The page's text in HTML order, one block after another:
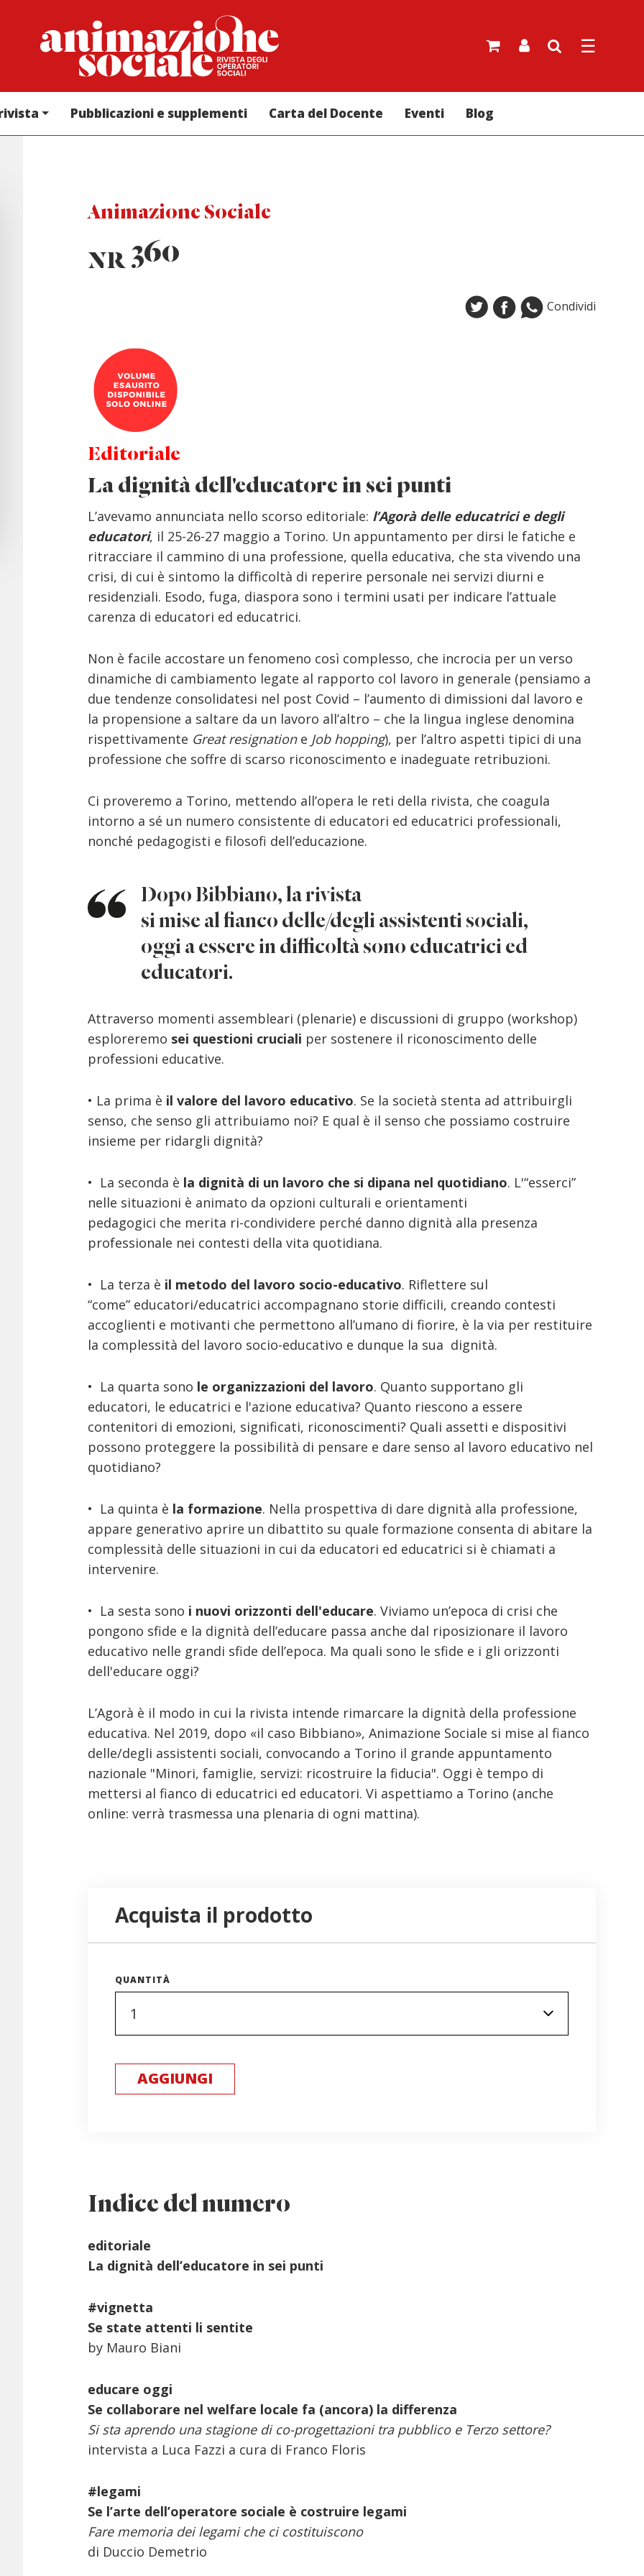
☰
Pubblicazioni e supplementi Carta del Docente Eventi Blog
Animazione Sociale
NR 360
Condividi
Editoriale
La dignità dell'educatore in sei punti
L’avevamo annunciata nello scorso editoriale: l’Agorà delle educatrici e degli
educatori, il 25-26-27 maggio a Torino. Un appuntamento per dirsi le fatiche e
ritracciare il cammino di una professione, quella educativa, che sta vivendo una
crisi, di cui è sintomo la difficoltà di reperire personale nei servizi diurni e
residenziali. Esodo, fuga, diaspora sono i termini usati per indicare l’attuale
carenza di educatori ed educatrici.
Non è facile accostare un fenomeno così complesso, che incrocia per un verso
dinamiche di cambiamento legate al rapporto col lavoro in generale (pensiamo a
due tendenze consolidatesi nel post Covid – l’aumento di dimissioni dal lavoro e
la propensione a saltare da un lavoro all’altro – che la lingua inglese denomina
rispettivamente Great resignation e Job hopping), per l’altro aspetti tipici di una
professione che soffre di scarso riconoscimento e inadeguate retribuzioni.
Ci proveremo a Torino, mettendo all’opera le reti della rivista, che coagula
intorno a sé un numero consistente di educatori ed educatrici professionali,
nonché pedagogisti e filosofi dell’educazione.
Dopo Bibbiano, la rivista
si mise al fianco delle/degli assistenti sociali,
oggi a essere in difficoltà sono educatrici ed
educatori.
Attraverso momenti assembleari (plenarie) e discussioni di gruppo (workshop)
esploreremo sei questioni cruciali per sostenere il riconoscimento delle
professioni educative.
• La prima è il valore del lavoro educativo. Se la società stenta ad attribuirgli
senso, che senso gli attribuiamo noi? E qual è il senso che possiamo costruire
insieme per ridargli dignità?
• La seconda è la dignità di un lavoro che si dipana nel quotidiano. L'“esserci”
nelle situazioni è animato da opzioni culturali e orientamenti
pedagogici che merita ri-condividere perché danno dignità alla presenza
professionale nei contesti della vita quotidiana.
• La terza è il metodo del lavoro socio-educativo. Riflettere sul
“come” educatori/educatrici accompagnano storie difficili, creando contesti
accoglienti e motivanti che permettono all’umano di fiorire, è la via per restituire
la complessità del lavoro socio-educativo e dunque la sua dignità.
• La quarta sono le organizzazioni del lavoro. Quanto supportano gli
educatori, le educatrici e l'azione educativa? Quanto riescono a essere
contenitori di emozioni, significati, riconoscimenti? Quali assetti e dispositivi
possono proteggere la possibilità di pensare e dare senso al lavoro educativo nel
quotidiano?
• La quinta è la formazione. Nella prospettiva di dare dignità alla professione,
appare generativo aprire un dibattito su quale formazione consenta di abitare la
complessità delle situazioni in cui da educatori ed educatrici si è chiamati a
intervenire.
• La sesta sono i nuovi orizzonti dell'educare. Viviamo un’epoca di crisi che
pongono sfide e la dignità dell’educare passa anche dal riposizionare il lavoro
educativo nelle grandi sfide dell’epoca. Ma quali sono le sfide e i gli orizzonti
dell'educare oggi?
L’Agorà è il modo in cui la rivista intende rimarcare la dignità della professione
educativa. Nel 2019, dopo «il caso Bibbiano», Animazione Sociale si mise al fianco
delle/degli assistenti sociali, convocando a Torino il grande appuntamento
nazionale "Minori, famiglie, servizi: ricostruire la fiducia". Oggi è tempo di
mettersi al fianco di educatrici ed educatori. Vi aspettiamo a Torino (anche
online: verrà trasmessa una plenaria di ogni mattina).
Acquista il prodotto
QUANTITÀ
AGGIUNGI
Indice del numero
editoriale
La dignità dell’educatore in sei punti
#vignetta
Se state attenti li sentite
by Mauro Biani
educare oggi
Se collaborare nel welfare locale fa (ancora) la differenza
Si sta aprendo una stagione di co-progettazioni tra pubblico e Terzo settore?
intervista a Luca Fazzi a cura di Franco Floris
#legami
Se l’arte dell’operatore sociale è costruire legami
Fare memoria dei legami che ci costituiscono
di Duccio Demetrio